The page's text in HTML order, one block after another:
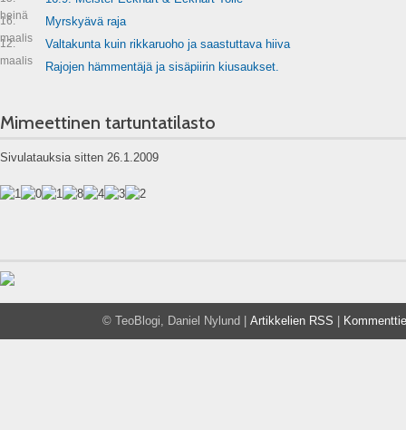
heinä
16.
maalis
Myrskyävä raja
12.
maalis
Valtakunta kuin rikkaruoho ja saastuttava hiiva
Rajojen hämmentäjä ja sisäpiirin kiusaukset.
Mimeettinen tartuntatilasto
Sivulatauksia sitten 26.1.2009
© TeoBlogi, Daniel Nylund | Artikkelien RSS